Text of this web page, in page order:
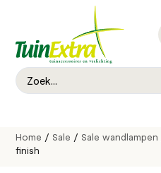
Home / Sale / Sale wandlampen
finish